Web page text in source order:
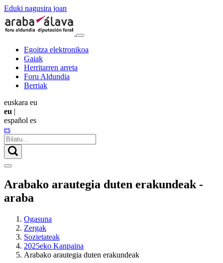
Eduki nagusira joan
Egoitza elektronikoa
Gaiak
Herritarren arreta
Foru Aldundia
Berriak
euskara eu
eu |
español es
es
Arabako arautegia duten erakundeak -
araba
Ogasuna
Zergak
Sozietateak
2025eko Kanpaina
Arabako arautegia duten erakundeak